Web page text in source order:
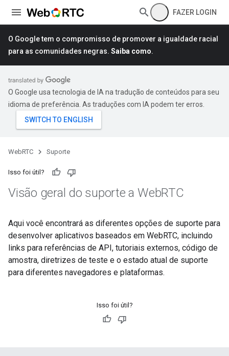
FAZER LOGIN
O Google tem o compromisso de promover a igualdade racial
para as comunidades negras. Saiba como.
O Google usa tecnologia de IA na tradução de conteúdos para seu
idioma de preferência. As traduções com IA podem ter erros.
WebRTC Suporte
Isso foi útil?
Visão geral do suporte a WebRTC
Aqui você encontrará as diferentes opções de suporte para
desenvolver aplicativos baseados em WebRTC, incluindo
links para referências de API, tutoriais externos, código de
amostra, diretrizes de teste e o estado atual de suporte
para diferentes navegadores e plataformas.
Isso foi útil?